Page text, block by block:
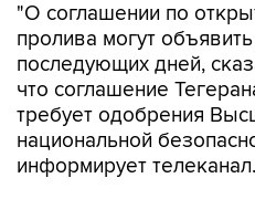
"О соглашении по
пролива могут
последующих дней,
что соглашение
требует одобрения
национальной
информирует телеканал.